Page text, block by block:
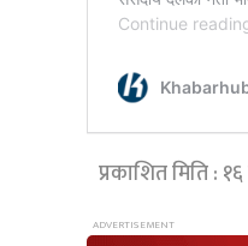
प्रकाशित मिति :